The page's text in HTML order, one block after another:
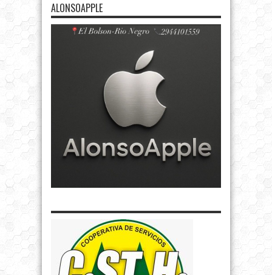
ALONSOAPPLE